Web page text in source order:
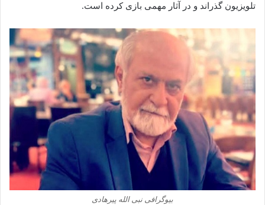
تلویزیون گذراند و در آثار مهمی بازی کرده‌ است.
بیوگرافی نبی الله پیرهادی